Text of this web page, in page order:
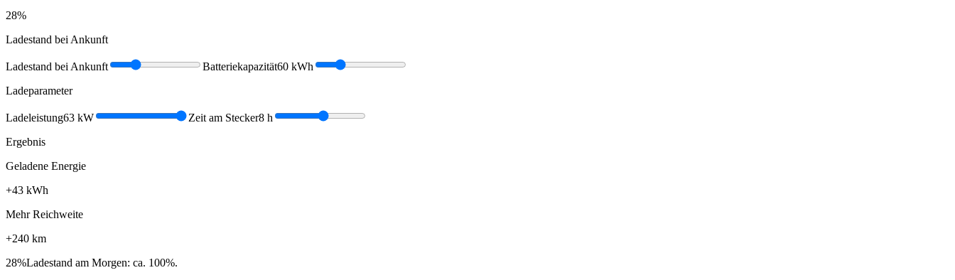
28%
Ladestand bei Ankunft
Ladestand bei Ankunft Batteriekapazität60 kWh
Ladeparameter
Ladeleistung63 kW Zeit am Stecker8 h
Ergebnis
Geladene Energie
+43 kWh
Mehr Reichweite
+240 km
28%Ladestand am Morgen: ca. 100%.